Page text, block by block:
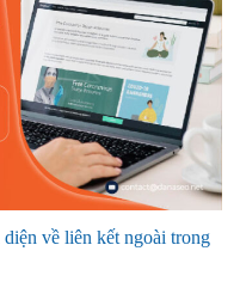
về liên kết ngoài trong